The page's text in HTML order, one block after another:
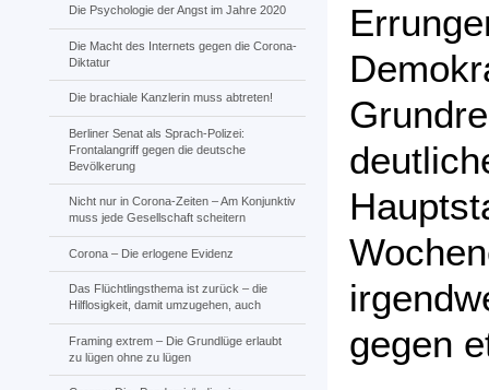
Die Psychologie der Angst im Jahre 2020
Die Macht des Internets gegen die Corona-
Diktatur
Die brachiale Kanzlerin muss abtreten!
Berliner Senat als Sprach-Polizei:
Frontalangriff gegen die deutsche
Bevölkerung
Nicht nur in Corona-Zeiten – Am Konjunktiv
muss jede Gesellschaft scheitern
Corona – Die erlogene Evidenz
Das Flüchtlingsthema ist zurück – die
Hilflosigkeit, damit umzugehen, auch
Framing extrem – Die Grundlüge erlaubt
zu lügen ohne zu lügen
gegen